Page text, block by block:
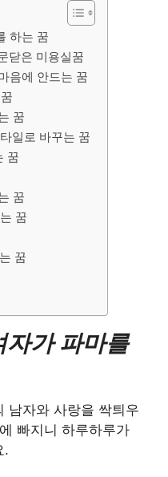
하는 꿈
닫은 미용실꿈
음에 안드는 꿈
꿈
일로 바꾸는 꿈
꿈
꿈
꿈
꿈
자가 파마를
남자와 사랑을 싹틔우
빠지니 하루하루가
.